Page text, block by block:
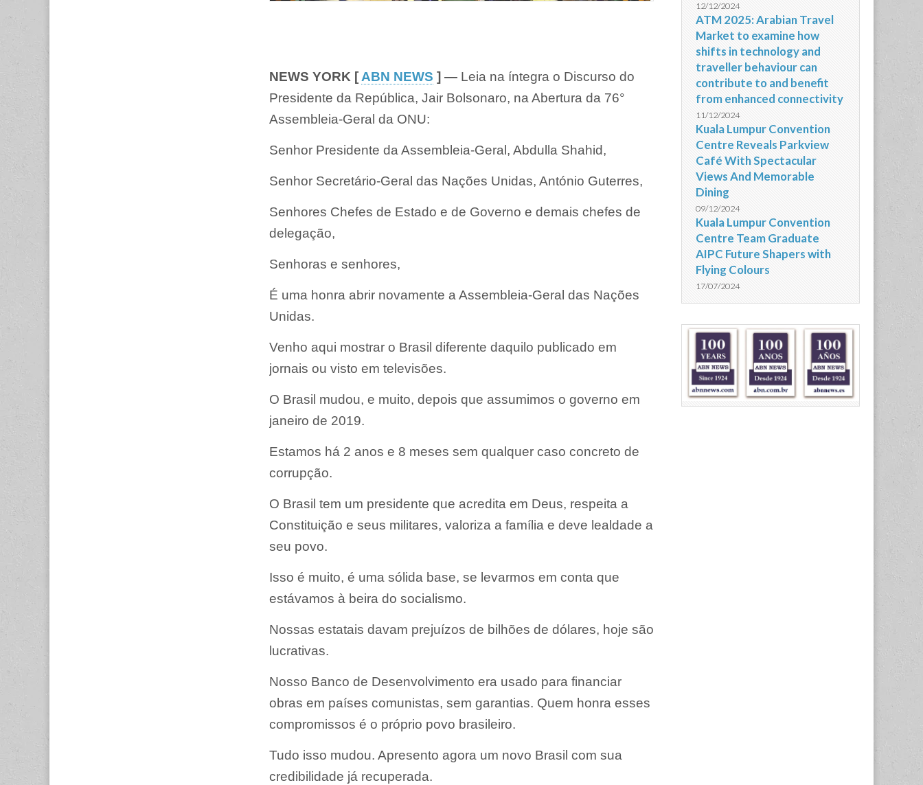
NEWS YORK [ABN NEWS ] — Leia na íntegra o Discurso do
Presidente da República, Jair Bolsonaro, na Abertura da 76°
Assembleia-Geral da ONU:
Senhor Presidente da Assembleia-Geral, Abdulla Shahid,
Senhor Secretário-Geral das Nações Unidas, António Guterres,
Senhores Chefes de Estado e de Governo e demais chefes de
delegação,
Senhoras e senhores,
É uma honra abrir novamente a Assembleia-Geral das Nações
Unidas.
Venho aqui mostrar o Brasil diferente daquilo publicado em
jornais ou visto em televisões.
O Brasil mudou, e muito, depois que assumimos o governo em
janeiro de 2019.
Estamos há 2 anos e 8 meses sem qualquer caso concreto de
corrupção.
O Brasil tem um presidente que acredita em Deus, respeita a
Constituição e seus militares, valoriza a família e deve lealdade a
seu povo.
Isso é muito, é uma sólida base, se levarmos em conta que
estávamos à beira do socialismo.
Nossas estatais davam prejuízos de bilhões de dólares, hoje são
lucrativas.
Nosso Banco de Desenvolvimento era usado para financiar
obras em países comunistas, sem garantias. Quem honra esses
compromissos é o próprio povo brasileiro.
Tudo isso mudou. Apresento agora um novo Brasil com sua
credibilidade já recuperada.
12/12/2024
ATM 2025: Arabian Travel
Market to examine how
shifts in technology and
traveller behaviour can
contribute to and benefit
from enhanced connectivity
11/12/2024
Kuala Lumpur Convention
Centre Reveals Parkview
Café With Spectacular
Views And Memorable
Dining
09/12/2024
Kuala Lumpur Convention
Centre Team Graduate
AIPC Future Shapers with
Flying Colours
17/07/2024